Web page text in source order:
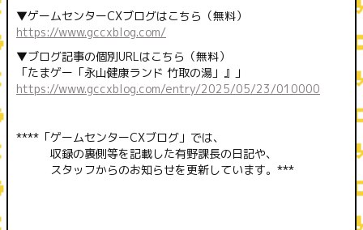
▼ゲームセンターCXブログはこちら（無料）
https://www.gccxblog.com/
▼ブログ記事の個別URLはこちら（無料）
「たまゲー「永山健康ランド 竹取の湯」』」
https://www.gccxblog.com/entry/2025/05/23/010000
****「ゲームセンターCXブログ」では、
収録の裏側等を記載した有野課長の日記や、
スタッフからのお知らせを更新しています。***